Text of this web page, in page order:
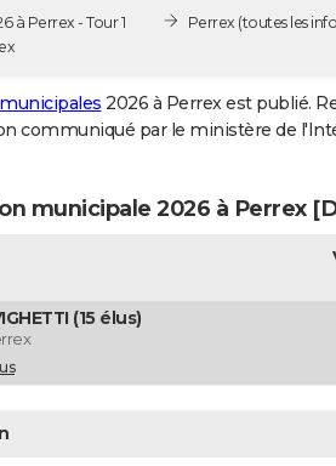
à Perrex - Tour 1
Perrex (toutes les
2026 à Perrex est publié.
communiqué par le ministère de
municipale 2026 à Perrex
(15 élus)